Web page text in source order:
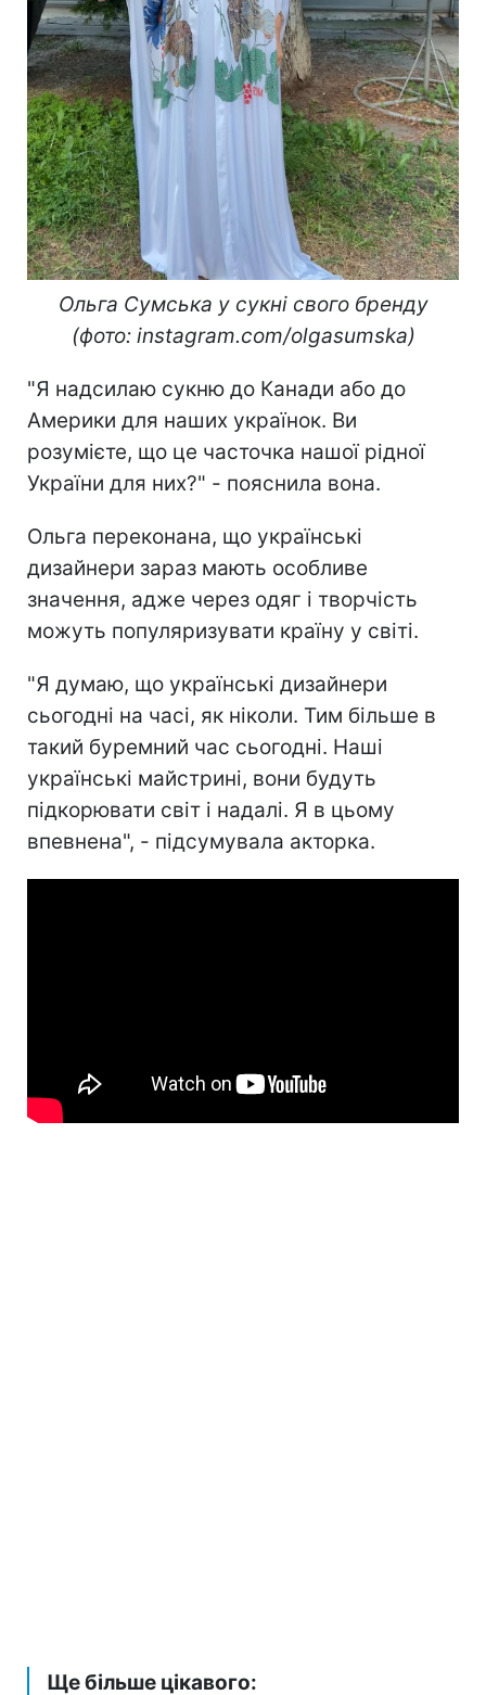
Ольга Сумська у сукні свого бренду
(фото: instagram.com/olgasumska)
"Я надсилаю сукню до Канади або до
Америки для наших українок. Ви
розумієте, що це часточка нашої рідної
України для них?" - пояснила вона.
Ольга переконана, що українські
дизайнери зараз мають особливе
значення, адже через одяг і творчість
можуть популяризувати країну у світі.
"Я думаю, що українські дизайнери
сьогодні на часі, як ніколи. Тим більше в
такий буремний час сьогодні. Наші
українські майстрині, вони будуть
підкорювати світ і надалі. Я в цьому
впевнена", - підсумувала акторка.
Ще більше цікавого: